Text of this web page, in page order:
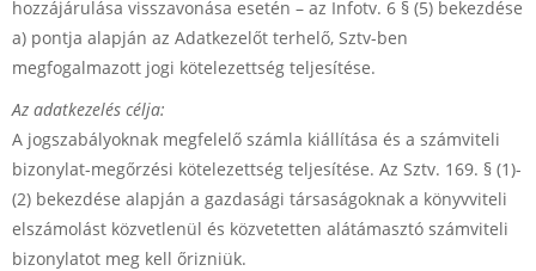
hozzájárulása visszavonása esetén – az Infotv. 6 § (5) bekezdése
a) pontja alapján az Adatkezelőt terhelő, Sztv-ben
megfogalmazott jogi kötelezettség teljesítése.
Az adatkezelés célja:
A jogszabályoknak megfelelő számla kiállítása és a számviteli
bizonylat-megőrzési kötelezettség teljesítése. Az Sztv. 169. § (1)-
(2) bekezdése alapján a gazdasági társaságoknak a könyvviteli
elszámolást közvetlenül és közvetetten alátámasztó számviteli
bizonylatot meg kell őrizniük.